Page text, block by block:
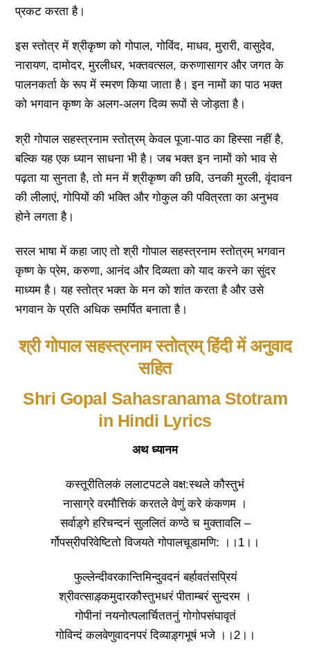
प्रकट करता है।
इस स्तोत्र में श्रीकृष्ण को गोपाल, गोविंद, माधव, मुरारी, वासुदेव,
नारायण, दामोदर, मुरलीधर, भक्तवत्सल, करुणासागर और जगत के
पालनकर्ता के रूप में स्मरण किया जाता है। इन नामों का पाठ भक्त
को भगवान कृष्ण के अलग-अलग दिव्य रूपों से जोड़ता है।
श्री गोपाल सहस्त्रनाम स्तोत्रम् केवल पूजा-पाठ का हिस्सा नहीं है,
बल्कि यह एक ध्यान साधना भी है। जब भक्त इन नामों को भाव से
पढ़ता या सुनता है, तो मन में श्रीकृष्ण की छवि, उनकी मुरली, वृंदावन
की लीलाएं, गोपियों की भक्ति और गोकुल की पवित्रता का अनुभव
होने लगता है।
सरल भाषा में कहा जाए तो श्री गोपाल सहस्त्रनाम स्तोत्रम् भगवान
कृष्ण के प्रेम, करुणा, आनंद और दिव्यता को याद करने का सुंदर
माध्यम है। यह स्तोत्र भक्त के मन को शांत करता है और उसे
भगवान के प्रति अधिक समर्पित बनाता है।
श्री गोपाल सहस्त्रनाम स्तोत्रम् हिंदी में अनुवाद
सहित
Shri Gopal Sahasranama Stotram
in Hindi Lyrics
अथ ध्यानम
कस्तूरीतिलकं ललाटपटले वक्ष:स्थले कौस्तुभं
नासाग्रे वरमौत्तिकं करतले वेणुं करे कंकणम ।
सर्वाड़्गे हरिचन्दनं सुललितं कण्ठे च मुक्तावलि –
र्गोपस्रीपरिवेष्टितो विजयते गोपालचूडामणि: ।।1।।
फुल्लेन्दीवरकान्तिमिन्दुवदनं बर्हावतंसप्रियं
श्रीवत्साड़्कमुदारकौस्तुभधरं पीताम्बरं सुन्दरम ।
गोपीनां नयनोत्पलार्चिततनुं गोगोपसंघावृतं
गोविन्दं कलवेणुवादनपरं दिव्याड़्गभूषं भजे ।।2।।